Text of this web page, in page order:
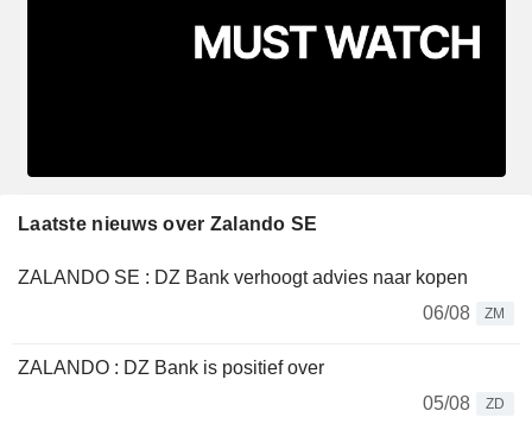
Laatste nieuws over Zalando SE
ZALANDO SE : DZ Bank verhoogt advies naar kopen
06/08
ZM
ZALANDO : DZ Bank is positief over
05/08
ZD